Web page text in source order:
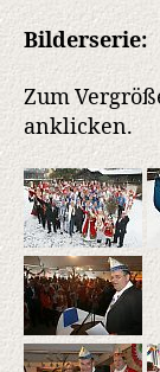
Bilderserie:
Zum
anklicken.